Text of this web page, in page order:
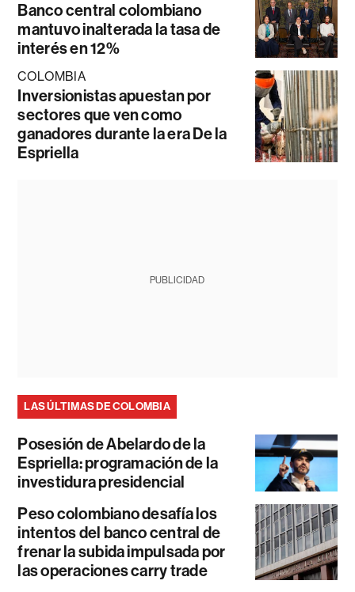
Banco central colombiano
mantuvo inalterada la tasa de
interés en 12%
COLOMBIA
Inversionistas apuestan por
sectores que ven como
ganadores durante la era De la
Espriella
PUBLICIDAD
LAS ÚLTIMAS DE COLOMBIA
Posesión de Abelardo de la
Espriella: programación de la
investidura presidencial
Peso colombiano desafía los
intentos del banco central de
frenar la subida impulsada por
las operaciones carry trade